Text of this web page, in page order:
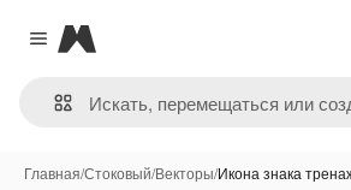
Close menu
Magnific
Главная/Стоковый/Векторы/Икона знака